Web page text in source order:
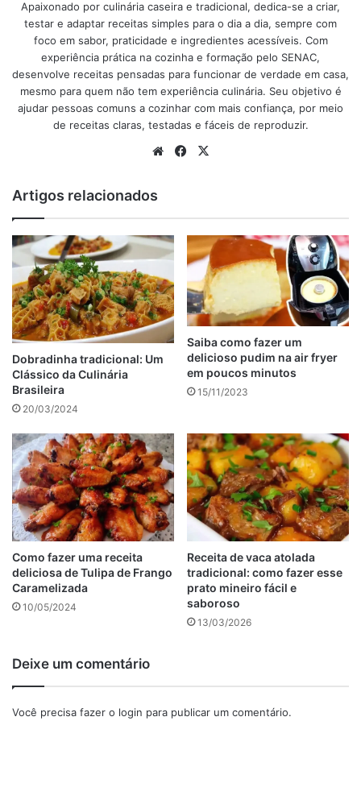
armário da cozinha, veja o passo a passo, e como
preparamos este bolo.
Ingredientes do bolo de
macaxeira de liquidificador
Tabela de conteúdos
Curiosidade da macaxeira que provavelmente você não
Origem do bolo de macaxeira
1 kg de macaxeira (aipim, mandioca)
150 ml de óleo
4 ovos
2 xícaras (chá) de açúcar
2 colheres (sopa) de manteiga ou margarina
100 g de coco fresco ralado
1 colher (café) de
anúncio
Apaixonado por culinária caseira e tradicional, dedica-se a criar,
testar e adaptar receitas simples para o dia a dia, sempre com
foco em sabor, praticidade e ingredientes acessíveis. Com
experiência prática na cozinha e formação pelo SENAC,
desenvolve receitas pensadas para funcionar de verdade em casa,
mesmo para quem não tem experiência culinária. Seu objetivo é
ajudar pessoas comuns a cozinhar com mais confiança, por meio
de receitas claras, testadas e fáceis de reproduzir.
WebsiteFacebook
Artigos relacionados
Dobradinha tradicional: Um
Clássico da Culinária
Brasileira
20/03/2024
Saiba como fazer um
delicioso pudim na air fryer
em poucos minutos
15/11/2023
Como fazer uma receita
deliciosa de Tulipa de Frango
Caramelizada
10/05/2024
Receita de vaca atolada
tradicional: como fazer esse
prato mineiro fácil e
saboroso
13/03/2026
Deixe um comentário
Você precisa fazer o login para publicar um comentário.